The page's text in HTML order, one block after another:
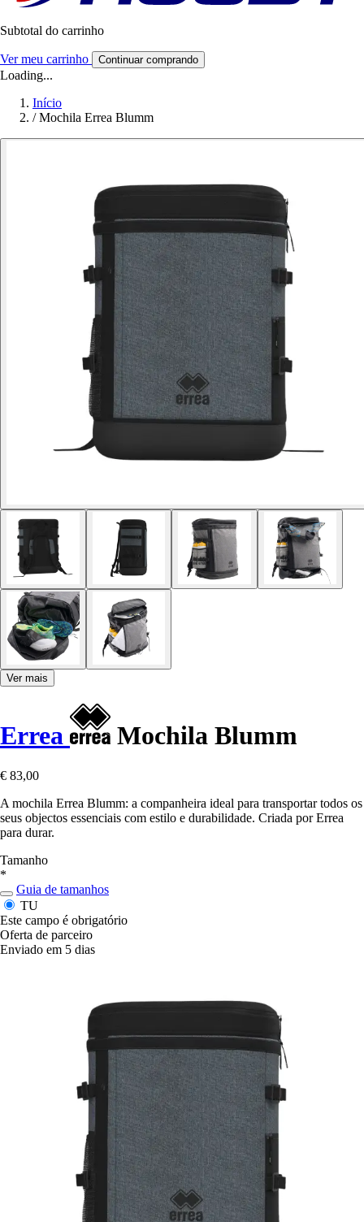
Subtotal do carrinho
Ver meu carrinho Continuar comprando
Loading...
Início
/ Mochila Errea Blumm
Ver mais
Errea Mochila Blumm
€ 83,00
A mochila Errea Blumm: a companheira ideal para transportar todos os
seus objectos essenciais com estilo e durabilidade. Criada por Errea
para durar.
Tamanho
*
Guia de tamanhos
TU
Este campo é obrigatório
Oferta de parceiro
Enviado em 5 dias